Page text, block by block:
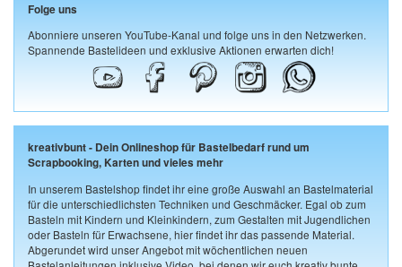
Folge uns
Abonniere unseren YouTube-Kanal und folge uns in den Netzwerken.
Spannende Bastelideen und exklusive Aktionen erwarten dich!
kreativbunt - Dein Onlineshop für Bastelbedarf rund um
Scrapbooking, Karten und vieles mehr
In unserem Bastelshop findet ihr eine große Auswahl an Bastelmaterial
für die unterschiedlichsten Techniken und Geschmäcker. Egal ob zum
Basteln mit Kindern und Kleinkindern, zum Gestalten mit Jugendlichen
oder Basteln für Erwachsene, hier findet ihr das passende Material.
Abgerundet wird unser Angebot mit wöchentlichen neuen